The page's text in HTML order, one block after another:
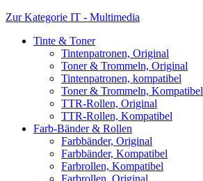
Zur Kategorie IT - Multimedia
Tinte & Toner
Tintenpatronen, Original
Toner & Trommeln, Original
Tintenpatronen, kompatibel
Toner & Trommeln, Kompatibel
TTR-Rollen, Original
TTR-Rollen, Kompatibel
Farb-Bänder & Rollen
Farbbänder, Original
Farbbänder, Kompatibel
Farbrollen, Kompatibel
Farbrollen, Original